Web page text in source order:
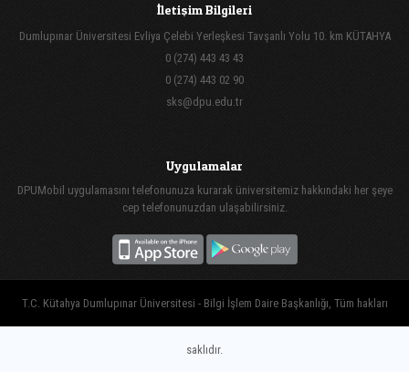
İletişim Bilgileri
Dumlupınar Üniversitesi Evliya Çelebi Yerleşkesi Tavşanlı Yolu 10. km KÜTAHYA
0 (274) 443 43 43
0 (274) 443 02 90
sks@dpu.edu.tr
Uygulamalar
DPUMobil uygulamasını telefonunuza kurarak üniversitemiz hakkındaki her şeye
cep telefonunuzdan ulaşabilirsiniz.
T.C. Kütahya Dumlupınar Üniversitesi - Bilgi İşlem Daire Başkanlığı, Tüm hakları
saklıdır.